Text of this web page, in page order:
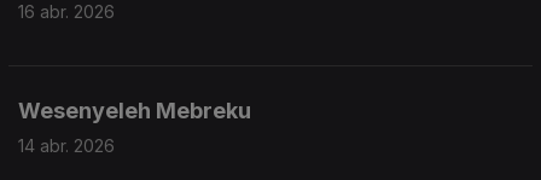
16 abr. 2026
Wesenyeleh Mebreku
14 abr. 2026